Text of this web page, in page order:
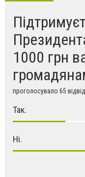
1000 грн
проголосувало 65
Так.
Ні.